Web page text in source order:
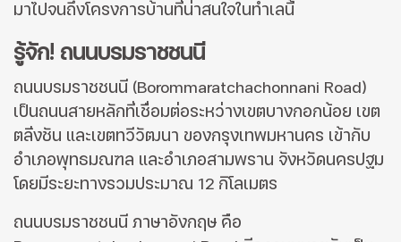
มาไปจนถึงโครงการบ้านที่น่าสนใจในทำเลนี้
รู้จัก! ถนนบรมราชชนนี
ถนนบรมราชชนนี (Borommaratchachonnani Road)
เป็นถนนสายหลักที่เชื่อมต่อระหว่างเขตบางกอกน้อย เขต
ตลิ่งชัน และเขตทวีวัฒนา ของกรุงเทพมหานคร เข้ากับ
อำเภอพุทธมณฑล และอำเภอสามพราน จังหวัดนครปฐม
โดยมีระยะทางรวมประมาณ 12 กิโลเมตร
ถนนบรมราชชนนี ภาษาอังกฤษ คือ